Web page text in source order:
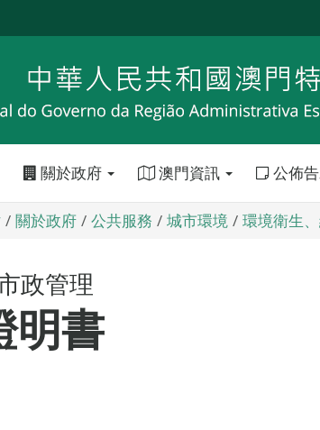
關於政府 澳門資訊 公佈
關於政府 公共服務 城市環境 環境衛生
政管理
明書